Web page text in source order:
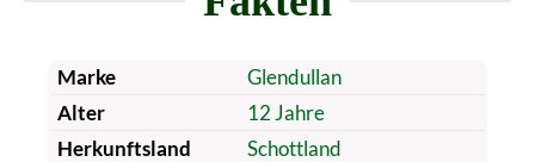
Marke
Glendullan
Alter
12 Jahre
Herkunftsland
Schottland